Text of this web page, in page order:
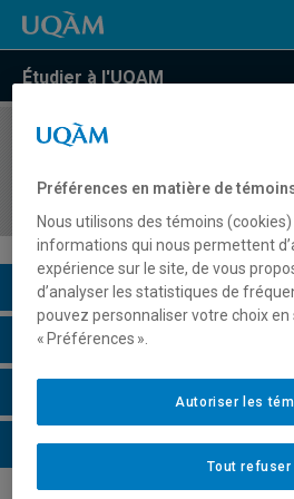
Étudier à l'UQAM
COURS//
informationnelles
Description du cours
Horaire - Été 2026
Horaire - Automne 2026
Horaire - Hiver 2027
Préférences en matière de
Nous utilisons des témoins
informations qui nous permettent
expérience sur le site, de vous
d’analyser les statistiques de
pouvez personnaliser votre choix
« Préférences ».
Tout refuser
Autoriser les